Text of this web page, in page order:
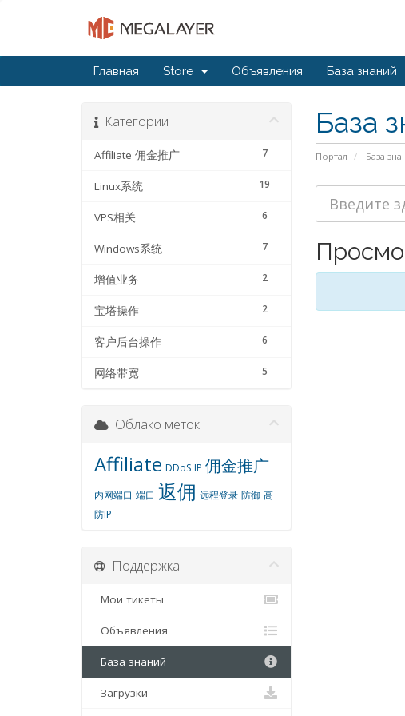
Главная Store Объявления База знаний
База
Портал База
Категории
7
Affiliate 佣金推广
19
Linux系统
6
VPS相关
7
Windows系统
2
增值业务
2
宝塔操作
6
客户后台操作
5
网络带宽
Облако меток
Affiliate DDoS IP 佣金推广
内网端口 端口 返佣 远程登录 防御 高
防IP
Поддержка
Мои тикеты
Объявления
База знаний
Загрузки